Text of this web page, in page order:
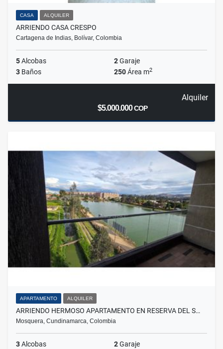
CASA ALQUILER
ARRIENDO CASA CRESPO
Cartagena de Indias, Bolívar, Colombia
5Alcobas 2Garaje
3 Baños 250Área m2
Alquiler
$5.000.000COP
APARTAMENTO ALQUILER
ARRIENDO HERMOSO APARTAMENTO EN RESERVA DEL S…
Mosquera, Cundinamarca, Colombia
3Alcobas 2Garaje